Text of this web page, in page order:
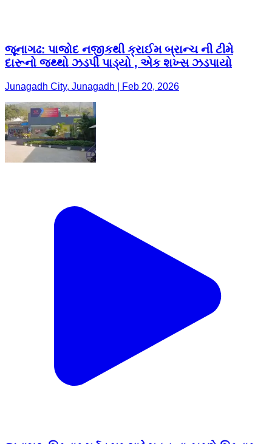
જૂનાગઢ: પાજોદ નજીકથી ક્રાઈમ બ્રાન્ચ ની ટીમે
દારૂનો જથ્થો ઝડપી પાડ્યો , એક શખ્સ ઝડપાયો
Junagadh City, Junagadh | Feb 20, 2026